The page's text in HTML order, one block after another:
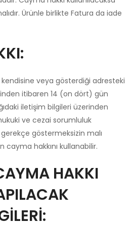
Ürünle birlikte Fatura da iade
kendisine veya gösterdiği adresteki
itibaren 14 (on dört) gün
iletişim bilgileri üzerinden
ve cezai sorumluluk
göstermeksizin malı
hakkını kullanabilir.
HAKKI